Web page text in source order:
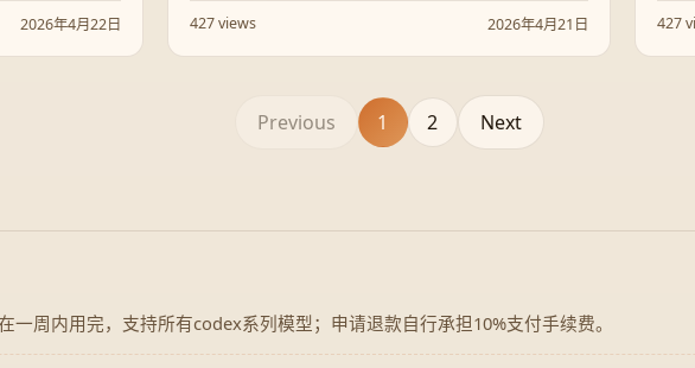
2026年4月22日
427 views
2026年4月21日
影响
427
Previous 1 2 Next
一周内用完，支持所有codex系列模型；申请退款自行承担10%支付手续费。